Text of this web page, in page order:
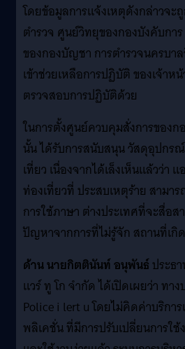
โดยข้อมูลการแจ้งเหตุดังกล่าวจ
ตำรวจ ศูนย์วิทยุของกองบังคับกา
ของกองบัญชา การตำรวจนครบ
เข้าช่วยเหลือการปฏิบัติ ของเจ้าห
ตรวจสอบการปฏิบัติด้วย
ในการตั้งศูนย์ควบคุมสั่งการของ
นั้น ได้รับการสนับสนุน วัสดุอุปกร
เที่ยว เนื่องจากได้เล็งเห็นแล้วว่
ท่องเที่ยวที่ ประสบเหตุร้าย สามา
การใช้ภาษา ต่างประเทศที่จะสื่อส
ปัญหาจากการที่ไม่รู้จัก สถานที่เกิ
ด้าน นายกิตตินันท์ อนุพันธ์ประธ
แวร์ ทู โก จำกัด ได้เปิดเผยว่า ท
Police i lert u โดยไม่คิดค่าบริก
พลิเคชั่น ที่มีการปรับเปลี่ยนการใ